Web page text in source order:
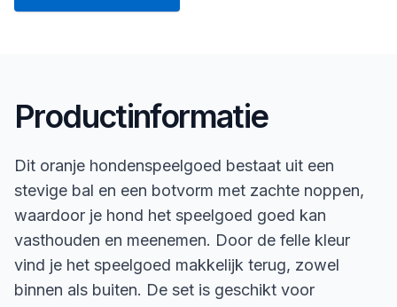
Productinformatie
Dit oranje hondenspeelgoed bestaat uit een
stevige bal en een botvorm met zachte noppen,
waardoor je hond het speelgoed goed kan
vasthouden en meenemen. Door de felle kleur
vind je het speelgoed makkelijk terug, zowel
binnen als buiten. De set is geschikt voor